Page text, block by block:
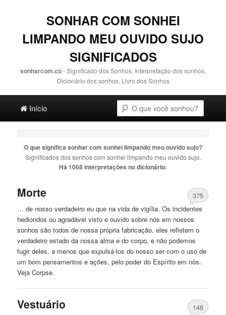
SONHAR COM SONHEI
LIMPANDO MEU OUVIDO SUJO
SIGNIFICADOS
sonharcom.co- Significado dos Sonhos, Interpretação dos sonhos,
Dicionário dos sonhos, Livro dos Sonhos
Ir para o conteúdo principal
Ir para o conteúdo secundário
Início
O que significa sonhar com sonhei limpando meu ouvido sujo?
Significados dos sonhos com sonhei limpando meu ouvido sujo.
Há 1068 interpretações no dicionário:
Morte
375
… de nosso verdadeiro eu que na vida de vigília. Os incidentes
hediondos ou agradável visto eouvido sobre nós em nossos
sonhos são todos de nossa própria fabricação, eles refletem o
verdadeiro estado da nossa alma e do corpo, e não podemos
fugir deles, a menos que expulsá-los do nosso ser com o uso de
um bom pensamentos e ações, pelo poder do Espírito em nós.
Veja Corpse.
Vestuário
146